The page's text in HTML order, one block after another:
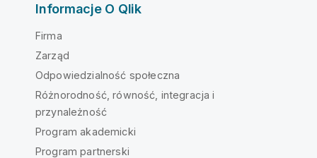
Informacje O Qlik
Firma
Zarząd
Odpowiedzialność społeczna
Różnorodność, równość, integracja i
przynależność
Program akademicki
Program partnerski